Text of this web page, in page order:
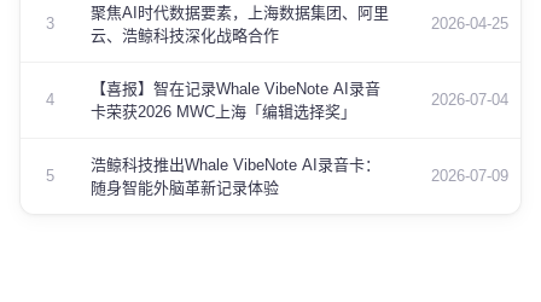
3
聚焦AI时代数据要素，上海数据集团、阿里
云、浩鲸科技深化战略合作
2026-04-25
4
【喜报】智在记录Whale VibeNote AI录音
卡荣获2026 MWC上海「编辑选择奖」
2026-07-04
5
浩鲸科技推出Whale VibeNote AI录音卡：
随身智能外脑革新记录体验
2026-07-09